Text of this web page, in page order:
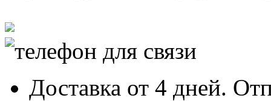
Доставка от 4 дней.